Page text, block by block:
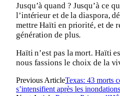
Jusqu’à quand ? Jusqu’à ce
l’intérieur et de la diaspora,
mettre Haïti en priorité, et de
génération de plus.
Haïti n’est pas la mort. Haïti
nous fassions le choix de la
Previous ArticleTexas: 43 morts
s’intensifient après les inondations